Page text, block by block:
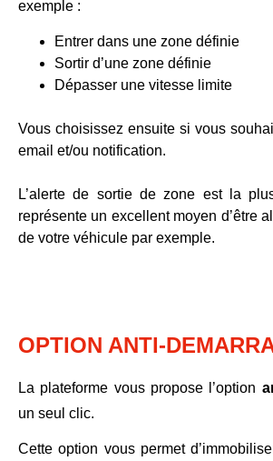
exemple :
Entrer dans une zone définie
Sortir d’une zone définie
Dépasser une vitesse limite
Vous choisissez ensuite si vous
email et/ou notification.
L’alerte de sortie de zone est la
représente un excellent moyen d’être
de votre véhicule par exemple.
OPTION ANTI-
La plateforme vous propose l’option
un seul clic.
Cette option vous permet